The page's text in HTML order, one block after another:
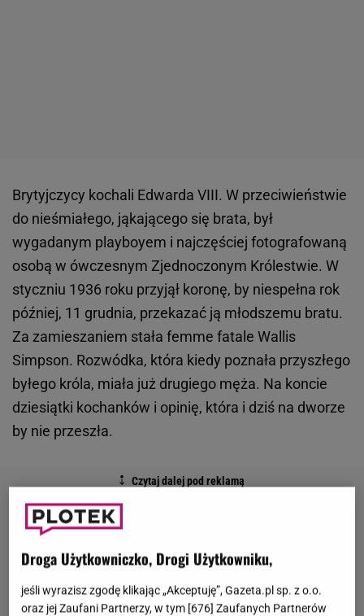
Brytyjczycy kochali Edwarda VIII. W przeciwieństwie
do nieśmiałego, jąkającego się brata, był
wygadanym playboyem i najczęściej fotografowaną
osobą w ówczesnym Zjednoczonym Królestwie. W
styczniu 1936 roku przyjął koronę, by niespełna rok
później, 11 grudnia, przekazać ją młodszemu bratu.
Za zamieszaniem stała femme fatale Wallis
Simpson. Rozwódka, która kiedy poznała przyszłego
byłego króla, miała już drugiego męża. Na koncie
dziesiątki kochanków i opinię, która i dziś na dworze
by nie przeszła.
Droga Użytkowniczko, Drogi Użytkowniku,
jeśli wyrazisz zgodę klikając „Akceptuję”, Gazeta.pl sp. z o.o.
oraz jej Zaufani Partnerzy, w tym [676] Zaufanych Partnerów